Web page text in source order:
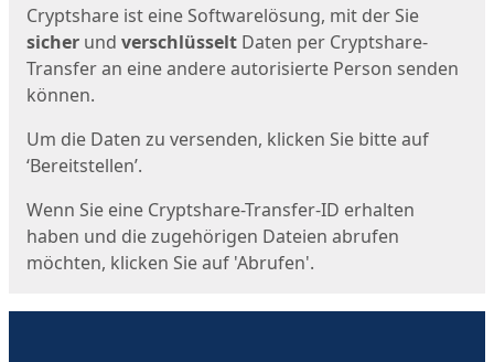
Cryptshare ist eine Softwarelösung, mit der Sie
sicher und verschlüsselt Daten per Cryptshare-
Transfer an eine andere autorisierte Person senden
können.
Um die Daten zu versenden, klicken Sie bitte auf
‘Bereitstellen’.
Wenn Sie eine Cryptshare-Transfer-ID erhalten
haben und die zugehörigen Dateien abrufen
möchten, klicken Sie auf 'Abrufen'.